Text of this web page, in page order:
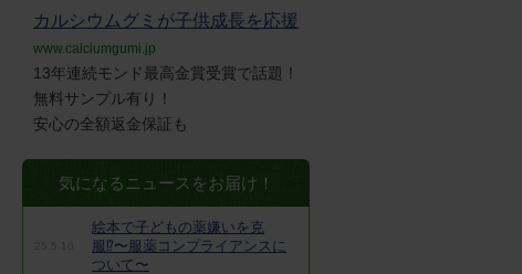
カルシウムグミが子供成長を応援
www.calciumgumi.jp
13年連続モンド最高金賞受賞で話題！
無料サンプル有り！
安心の全額返金保証も
気になるニュースをお届け！
絵本で子どもの薬嫌いを克
服⁉︎〜服薬コンプライアンスに
ついて〜